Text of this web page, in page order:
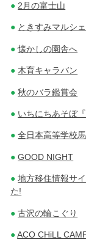
2月の富士山
ときすみマルシェ
懐かしの園舎へ
木育キャラバン
秋のバラ鑑賞会
いちにちあそぼ
全日本高等学校
GOOD NIGHT
地方移住情報サ
た!
古沢の輪こぐり
ACO CHiLL